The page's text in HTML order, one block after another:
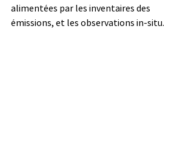
alimentées par les inventaires des
émissions, et les observations in-situ.